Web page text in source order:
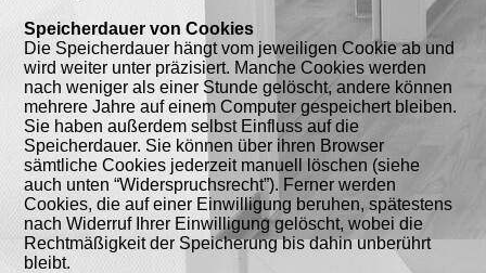
Speicherdauer von Cookies
Die Speicherdauer hängt vom jeweiligen Cookie ab und
wird weiter unter präzisiert. Manche Cookies werden
nach weniger als einer Stunde gelöscht, andere können
mehrere Jahre auf einem Computer gespeichert bleiben.
Sie haben außerdem selbst Einfluss auf die
Speicherdauer. Sie können über ihren Browser
sämtliche Cookies jederzeit manuell löschen (siehe
auch unten “Widerspruchsrecht”). Ferner werden
Cookies, die auf einer Einwilligung beruhen, spätestens
nach Widerruf Ihrer Einwilligung gelöscht, wobei die
Rechtmäßigkeit der Speicherung bis dahin unberührt
bleibt.